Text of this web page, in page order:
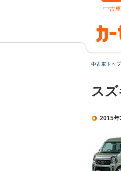
中古車
中古車トップ
ス
2015年